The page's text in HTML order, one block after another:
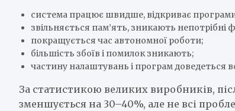
система працює швидше, відкриває
звільняється пам’ять, зникають непотрібні
покращується час автономної роботи;
більшість збоїв і помилок зникають;
частину налаштувань і програм доведеться
За статистикою великих виробників,
зменшується на 30–40%, але не всі